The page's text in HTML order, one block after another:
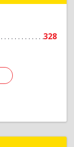
328
Подробнее